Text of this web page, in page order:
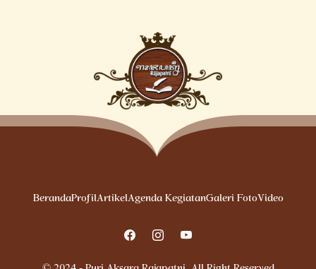
BerandaProfilArtikelAgenda KegiatanGaleri FotoVideo